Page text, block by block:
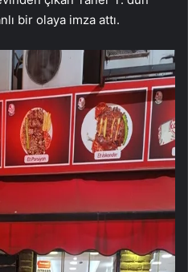
bir olaya imza attı.